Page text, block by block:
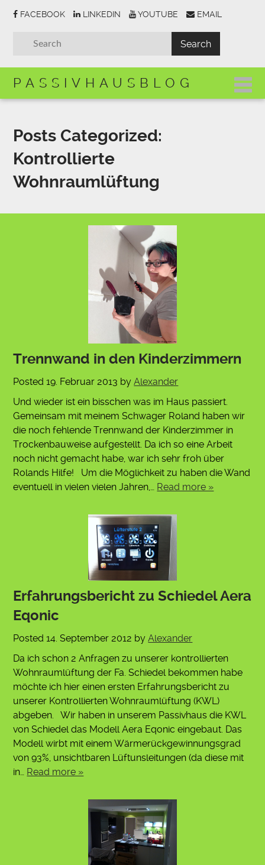
FACEBOOK LINKEDIN YOUTUBE EMAIL
PASSIVHAUSBLOG
Posts Categorized:
Kontrollierte
Wohnraumlüftung
Trennwand in den Kinderzimmern
Posted19. Februar 2013 byAlexander
Und wieder ist ein bisschen was im Haus passiert.
Gemeinsam mit meinem Schwager Roland haben wir
die noch fehlende Trennwand der Kinderzimmer in
Trockenbauweise aufgestellt. Da ich so eine Arbeit
noch nicht gemacht habe, war ich sehr froh über
Rolands Hilfe! Um die Möglichkeit zu haben die Wand
eventuell in vielen vielen Jahren,… Read more »
Erfahrungsbericht zu Schiedel Aera
Eqonic
Posted14. September 2012 byAlexander
Da ich schon 2 Anfragen zu unserer kontrollierten
Wohnraumlüftung der Fa. Schiedel bekommen habe
möchte ich hier einen ersten Erfahrungsbericht zu
unserer Kontrollierten Wohnraumlüftung (KWL)
abgeben. Wir haben in unserem Passivhaus die KWL
von Schiedel das Modell Aera Eqonic eingebaut. Das
Modell wirbt mit einem Wärmerückgewinnungsgrad
von 93%, unsichtbaren Lüftunsleitungen (da diese mit
in… Read more »